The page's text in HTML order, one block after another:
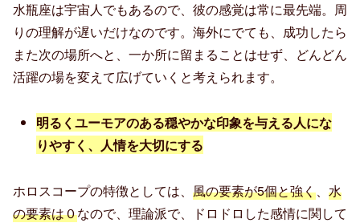
水瓶座は宇宙人でもあるので、彼の感覚は常に最先端。周
りの理解が遅いだけなのです。海外にでても、成功したら
また次の場所へと、一か所に留まることはせず、どんどん
活躍の場を変えて広げていくと考えられます。
明るくユーモアのある穏やかな印象を与える人にな
りやすく、人情を大切にする
ホロスコープの特徴としては、 風の要素が5個と強く、 水
の要素は０なので、理論派で、ドロドロした感情に関して